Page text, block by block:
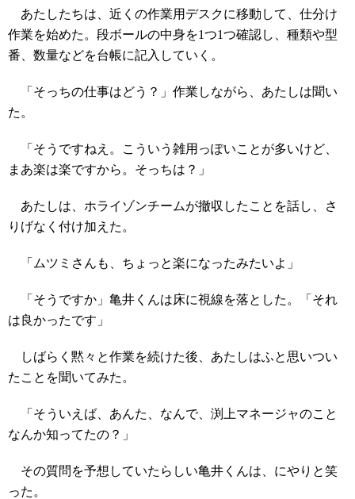
あたしたちは、近くの作業用デスクに移動して、仕分け
作業を始めた。段ボールの中身を1つ1つ確認し、種類や型
番、数量などを台帳に記入していく。
「そっちの仕事はどう？」作業しながら、あたしは聞い
た。
「そうですねえ。こういう雑用っぽいことが多いけど、
まあ楽は楽ですから。そっちは？」
あたしは、ホライゾンチームが撤収したことを話し、さ
りげなく付け加えた。
「ムツミさんも、ちょっと楽になったみたいよ」
「そうですか」亀井くんは床に視線を落とした。「それ
は良かったです」
しばらく黙々と作業を続けた後、あたしはふと思いつい
たことを聞いてみた。
「そういえば、あんた、なんで、渕上マネージャのこと
なんか知ってたの？」
その質問を予想していたらしい亀井くんは、にやりと笑
った。